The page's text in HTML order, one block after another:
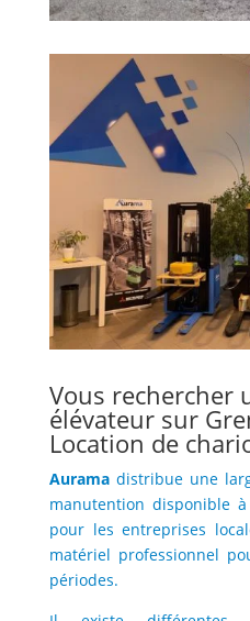
Vous rechercher
élévateur sur
Location de
Auramadistribue une
manutention disponible
pour les entreprises
matériel professionnel
périodes.